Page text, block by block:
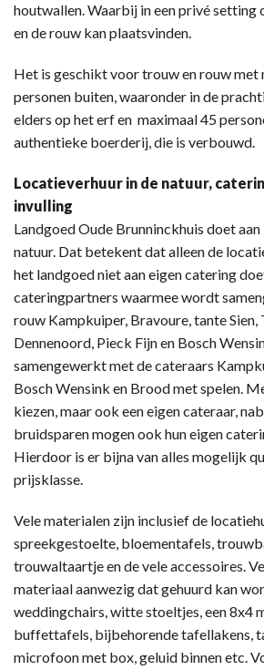
houtwallen. Waarbij in een privé
en de rouw kan plaatsvinden.
Het is geschikt voor trouw en rouw met
personen buiten, waaronder in de
elders op het erf en maximaal 45
authentieke boerderij, die is verbouwd.
Locatieverhuur in de natuur,
invulling
Landgoed Oude Brunninckhuis doet
natuur. Dat betekent dat alleen de
het landgoed niet aan eigen catering
cateringpartners waarmee wordt
rouw Kampkuiper, Bravoure, tante Sien,
Dennenoord, Pieck Fijn en Bosch
samengewerkt met de cateraars
Bosch Wensink en Brood met spelen.
kiezen, maar ook een eigen cateraar,
bruidsparen mogen ook hun eigen
Hierdoor is er bijna van alles mogelijk
prijsklasse.
Vele materialen zijn inclusief de
spreekgestoelte, bloementafels,
trouwaltaartje en de vele accessoires.
materiaal aanwezig dat gehuurd kan
weddingchairs, witte stoeltjes, een 8x4
buffettafels, bijbehorende tafellakens,
microfoon met box, geluid binnen etc.